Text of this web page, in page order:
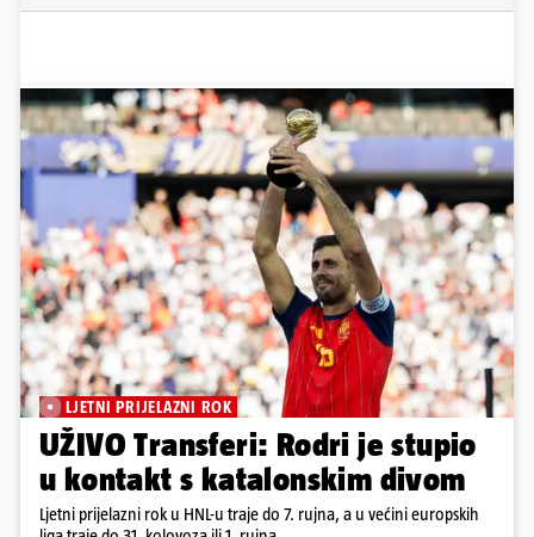
LJETNI PRIJELAZNI ROK
UŽIVO Transferi: Rodri je stupio
u kontakt s katalonskim divom
Ljetni prijelazni rok u HNL-u traje do 7. rujna, a u većini europskih